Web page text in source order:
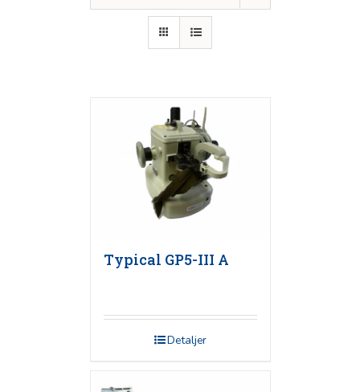
Typical GP5-III A
Detaljer